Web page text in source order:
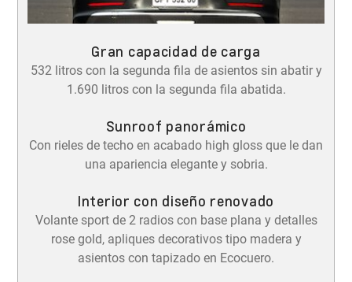
Gran capacidad de carga
532 litros con la segunda fila de asientos sin abatir y
1.690 litros con la segunda fila abatida.
Sunroof panorámico
Con rieles de techo en acabado high gloss que le dan
una apariencia elegante y sobria.
Interior con diseño renovado
Volante sport de 2 radios con base plana y detalles
rose gold, apliques decorativos tipo madera y
asientos con tapizado en Ecocuero.